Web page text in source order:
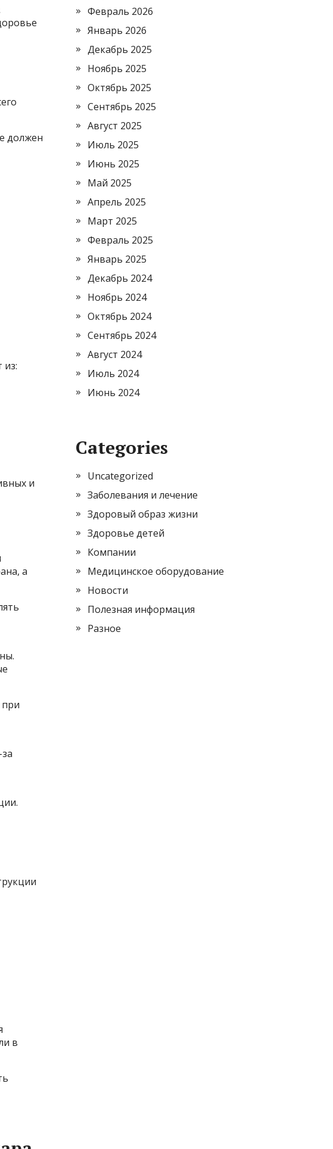
должен
из:
и
а
в
Февраль 2026
Январь 2026
Декабрь 2025
Ноябрь 2025
Октябрь 2025
Сентябрь 2025
Август 2025
Июль 2025
Июнь 2025
Май 2025
Апрель 2025
Март 2025
Февраль 2025
Январь 2025
Декабрь 2024
Ноябрь 2024
Октябрь 2024
Сентябрь 2024
Август 2024
Июль 2024
Июнь 2024
Categories
Uncategorized
Заболевания и лечение
Здоровый образ жизни
Здоровье детей
Компании
Медицинское оборудование
Новости
Полезная информация
Разное